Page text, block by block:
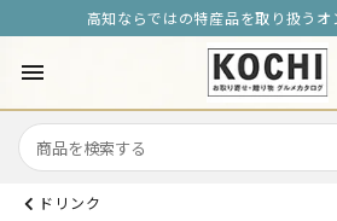
高知ならではの特産品を取り扱う
menu
ドリンク